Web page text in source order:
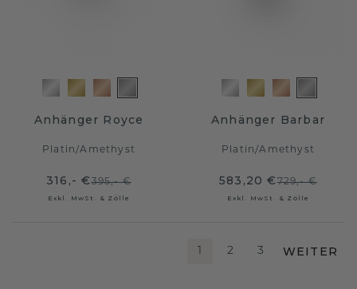
Anhänger Royce
Platin/Amethyst
316,- €395,- €
Exkl. MwSt. & Zölle
Anhänger Barbar
Platin/Amethyst
583,20 €729,- €
Exkl. MwSt. & Zölle
1 2 3 WEITER